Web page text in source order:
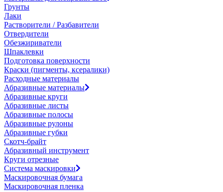
Грунты
Лаки
Растворители / Разбавители
Отвердители
Обезжириватели
Шпаклевки
Подготовка поверхности
Краски (пигменты, ксералики)
Расходные материалы
Абразивные материалы
Абразивные круги
Абразивные листы
Абразивные полосы
Абразивные рулоны
Абразивные губки
Скотч-брайт
Абразивный инструмент
Круги отрезные
Система маскировки
Маскировочная бумага
Маскировочная пленка